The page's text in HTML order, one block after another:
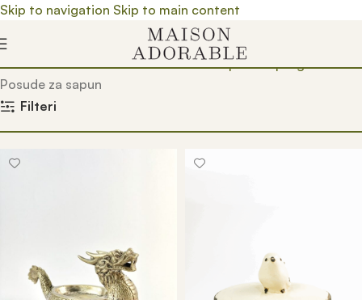
Skip to navigation Skip to main content
Почетна/ Prodavnica/ Kućni dekor/ Kupatilski program/
Posude za sapun
Filteri